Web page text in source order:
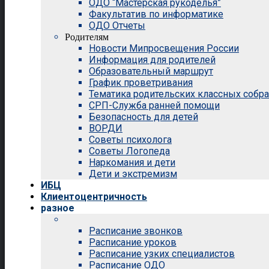
ОДО “Мастерская рукоделья”
Факультатив по информатике
ОДО Отчеты
Родителям
Новости Мипросвещения России
Информация для родителей
Образовательный маршрут
График проветривания
Тематика родительских классных
СРП-Служба ранней помощи
Безопасность для детей
ВОРДИ
Советы психолога
Советы Логопеда
Наркомания и дети
Дети и экстремизм
ИБЦ
Клиентоцентричность
разное
Расписание звонков
Расписание уроков
Расписание узких специалистов
Расписание ОДО